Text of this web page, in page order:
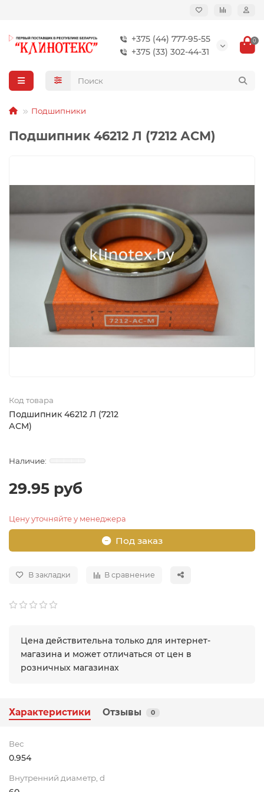
+375 (44) 777-95-55
+375 (33) 302-44-31
0
Подшипники
Подшипник 46212 Л (7212 АСМ)
Код товара
Подшипник 46212 Л (7212
АСМ)
29.95 руб
Цену уточняйте у менеджера
Под заказ
В закладки В сравнение
Цена действительна только для интернет-
магазина и может отличаться от цен в
розничных магазинах
Характеристики Отзывы 0
Вес
0.954
Внутренний диаметр, d